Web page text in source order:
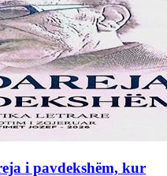
i pavdekshëm, kur